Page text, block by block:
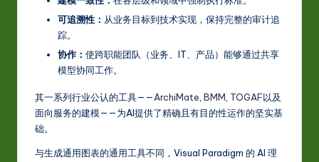
可追溯性： 从业务目标到技术实现，保持完整的审计追
踪。
协作： 使跨职能团队（业务、IT、产品）能够通过共享
模型协同工作。
其一系列行业公认的工具——ArchiMate BMM TOGAF以及
面向服务的建模——为AI提供了精确且有目的性运作的坚实基
础。
与生成通用图表的通用工具不同，Visual Paradigm 的 AI 理